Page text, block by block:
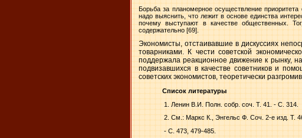
Борьба за планомерное осуществление
надо выяснить, что лежит в основе единства
почему выступают в качестве общественных.
содержательно [69].
Экономисты, отстаивавшие в дискуссиях
товарниками. К чести советской
поддержала реакционное движение к рынку,
подвизавшихся в качестве советников и
советских экономистов, теоретически
Список литературы
1. Ленин В.И. Полн. собр. соч. Т. 41. - С. 314.
2. См.: Маркс К., Энгельс Ф. Соч. 2-е изд. Т.
- С. 473, 479-485.